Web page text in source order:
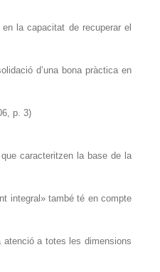
la capacitat de recuperar el
d’una bona pràctica en
p. 3)
caracteritzen la base de la
integral» també té en compte
atenció a totes les dimensions